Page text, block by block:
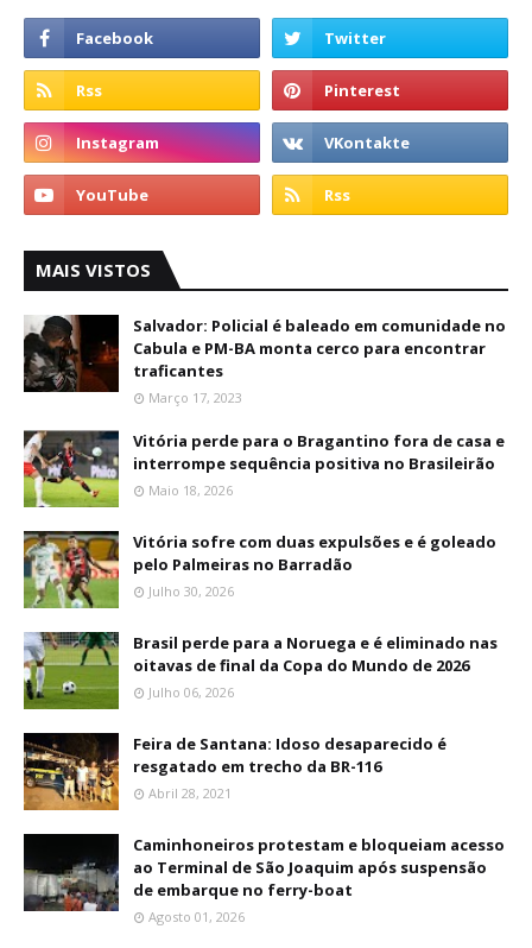
MAIS VISTOS
Salvador: Policial é baleado em comunidade no
Cabula e PM-BA monta cerco para encontrar
traficantes
Março 17, 2023
Vitória perde para o Bragantino fora de casa e
interrompe sequência positiva no Brasileirão
Maio 18, 2026
Vitória sofre com duas expulsões e é goleado
pelo Palmeiras no Barradão
Julho 30, 2026
Brasil perde para a Noruega e é eliminado nas
oitavas de final da Copa do Mundo de 2026
Julho 06, 2026
Feira de Santana: Idoso desaparecido é
resgatado em trecho da BR-116
Abril 28, 2021
Caminhoneiros protestam e bloqueiam acesso
ao Terminal de São Joaquim após suspensão
de embarque no ferry-boat
Agosto 01, 2026